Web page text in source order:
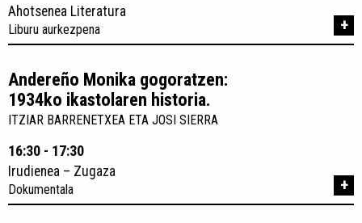
Ahotsenea Literatura
Liburu aurkezpena +
Andereño Monika gogoratzen:
1934ko ikastolaren historia.
ITZIAR BARRENETXEA ETA JOSI SIERRA
16:30 - 17:30
Irudienea – Zugaza
Dokumentala +